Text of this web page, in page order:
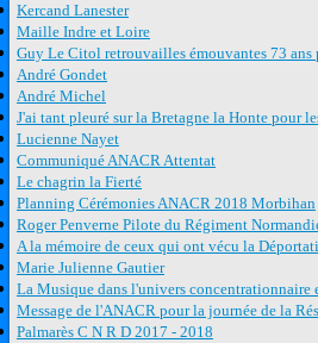
Kercand Lanester
Maille Indre et Loire
Guy Le Citol retrouvailles émouvantes 73 ans
André Gondet
André Michel
J'ai tant pleuré sur la Bretagne la Honte pour
Lucienne Nayet
Communiqué ANACR Attentat
Le chagrin la Fierté
Planning Cérémonies ANACR 2018 Morbihan
Roger Penverne Pilote du Régiment
A la mémoire de ceux qui ont vécu la
Marie Julienne Gautier
La Musique dans l'univers concentrationnaire
Message de l'ANACR pour la journée de la
Palmarès C N R D 2017 - 2018